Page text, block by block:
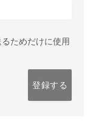
ためだけに使用